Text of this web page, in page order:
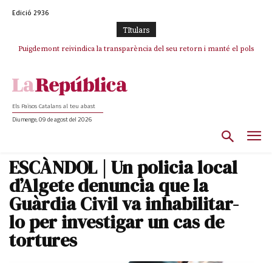
Edició 2936
TItulars
Puigdemont reivindica la transparència del seu retorn i manté el pols
Els Països Catalans al teu abast
Diumenge, 09 de agost del 2026
ESCÀNDOL | Un policia local
d’Algete denuncia que la
Guàrdia Civil va inhabilitar-
lo per investigar un cas de
tortures